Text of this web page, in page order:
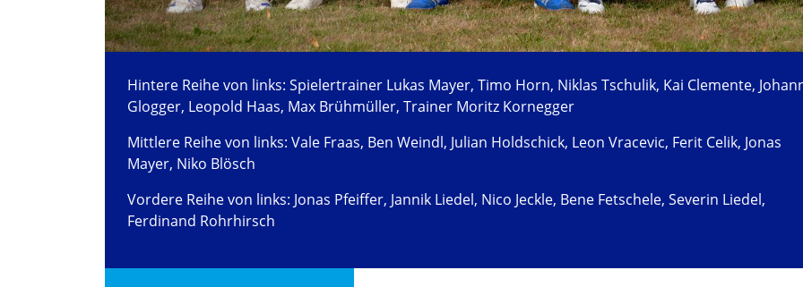
Hintere Reihe von links: Spielertrainer Lukas Mayer, Timo Horn, Niklas Tschulik, Kai Clemente,
Glogger, Leopold Haas, Max Brühmüller, Trainer Moritz Kornegger
Mittlere Reihe von links: Vale Fraas, Ben Weindl, Julian Holdschick, Leon Vracevic, Ferit Celik, Jonas
Mayer, Niko Blösch
Vordere Reihe von links: Jonas Pfeiffer, Jannik Liedel, Nico Jeckle, Bene Fetschele, Severin Liedel,
Ferdinand Rohrhirsch